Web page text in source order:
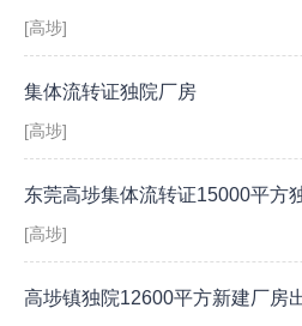
[高埗]
集体流转证独院厂房
[高埗]
东莞高埗集体流转证15000平方
[高埗]
高埗镇独院12600平方新建厂房